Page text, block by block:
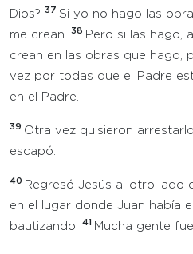
Dios? 37 Si yo no hago las
me crean.
38 Pero si las hago,
crean en las obras que hago,
vez por todas que el Padre
en el Padre.
39 Otra vez quisieron
escapó.
40 Regresó Jesús al otro lado
en el lugar donde Juan había
bautizando.
41 Mucha gente